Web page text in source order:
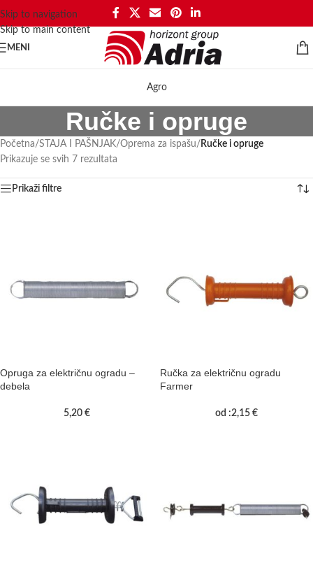
Skip to navigation
Skip to main content
MENI
Agro
Ručke i opruge
Početna/STAJA I PAŠNJAK/Oprema za ispašu/ Ručke i opruge
Prikazuje se svih 7 rezultata
Prikaži filtre
Opruga za električnu ogradu –
debela
5,20 €
Ručka za električnu ogradu
Farmer
od :2,15 €